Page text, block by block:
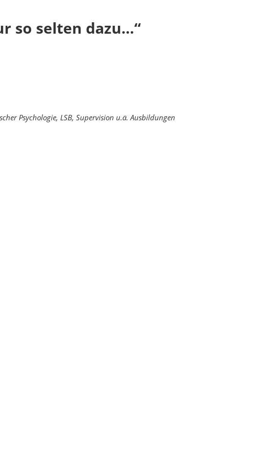
so selten dazu…“
Psychologie, LSB, Supervision u.ä. Ausbildungen